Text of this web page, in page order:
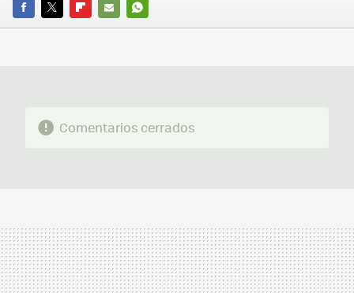
FACEBOOK
TWITTERFLIPBOARD
E-
WHATSAPP
Comentarios cerrados